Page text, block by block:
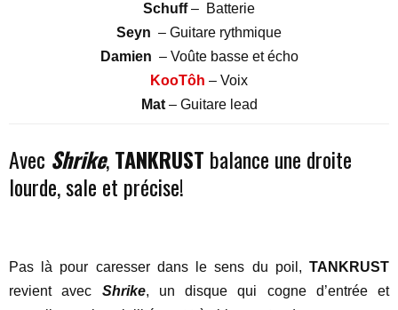
Schuff– Batterie
Seyn – Guitare rythmique
Damien – Voûte basse et écho
KooTôh – Voix
Mat – Guitare lead
Avec Shrike,TANKRUST balance une droite
lourde, sale et précise!
Pas là pour caresser dans le sens du poil, TANKRUST
revient avec Shrike, un disque qui cogne d’entrée et